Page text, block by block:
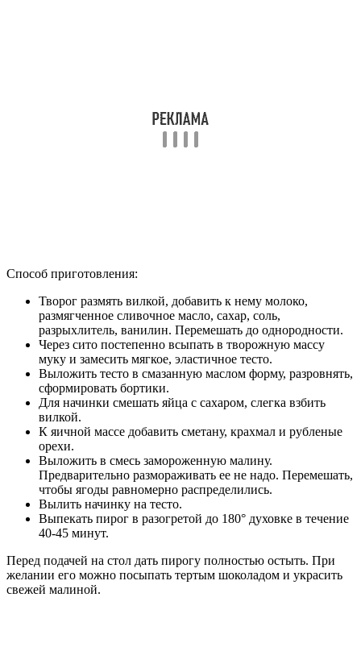
Выложить тесто в смазанную маслом форму, разровнять,
сформировать бортики.
Для начинки смешать яйца с сахаром, слегка взбить
40-45 минут.
Перед подачей на стол дать пирогу полностью остыть. При
желании его можно посыпать тертым шоколадом и украсить
свежей малиной.
Хорошая идея Так себе